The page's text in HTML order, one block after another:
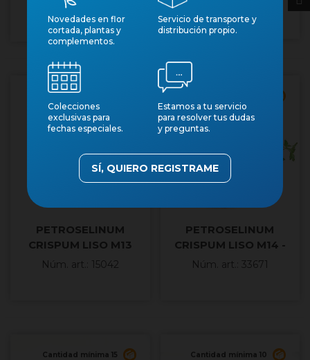
Núm. art.: 8050
PETROSELINUM
CRISPUM LISO M13
Núm. art.: 15042
PETROSELINUM
CRISPUM LISO M14 -
JULIVERT LLIS
Núm. art.: 33671
Cantidad mínima 15 Cantidad mínima 10
Novedades en flor
cortada, plantas y
complementos.
Servicio de transporte y
distribución propio.
Colecciones
exclusivas para
fechas especiales.
Estamos a tu servicio
para resolver tus dudas
y preguntas.
SÍ, QUIERO REGISTRAME